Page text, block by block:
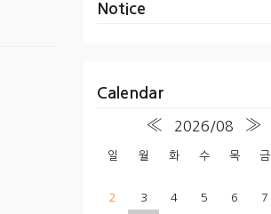
Notice
Calendar
« 2026/08 »
일 월 화 수 목 금
2
3 4 5 6 7